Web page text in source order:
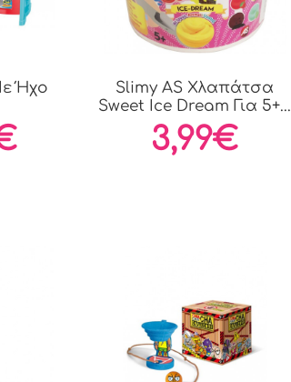
Ήχο
Slimy AS Χλαπάτσα
Sweet Ice Dream Για 5+...
3,99€